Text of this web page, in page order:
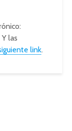
Y las
link.